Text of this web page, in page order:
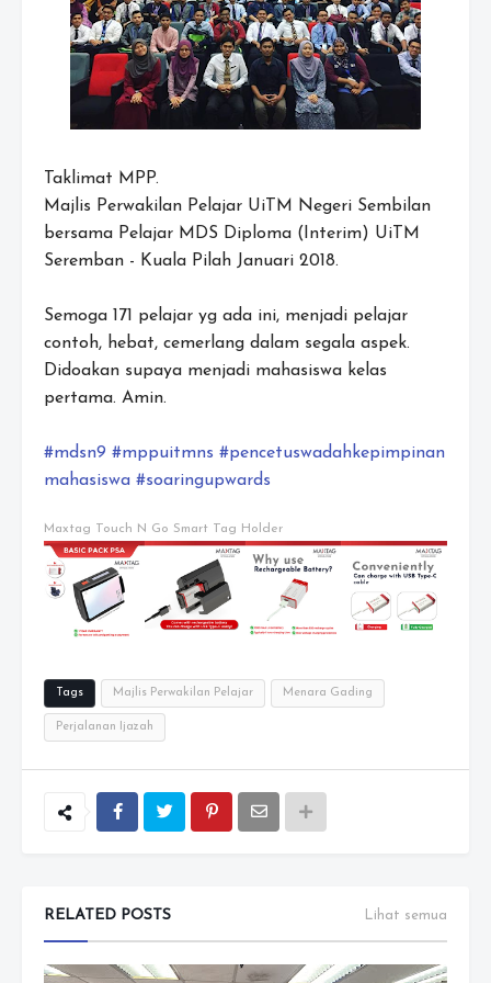
Taklimat MPP.
Majlis Perwakilan Pelajar UiTM Negeri Sembilan
bersama Pelajar MDS Diploma (Interim) UiTM
Seremban - Kuala Pilah Januari 2018.
Semoga 171 pelajar yg ada ini, menjadi pelajar
contoh, hebat, cemerlang dalam segala aspek.
Didoakan supaya menjadi mahasiswa kelas
pertama. Amin.
#mdsn9 #mppuitmns #pencetuswadahkepimpinan
mahasiswa #soaringupwards
Maxtag Touch N Go Smart Tag Holder
Tags Majlis Perwakilan Pelajar Menara Gading
Perjalanan Ijazah
RELATED POSTS Lihat semua